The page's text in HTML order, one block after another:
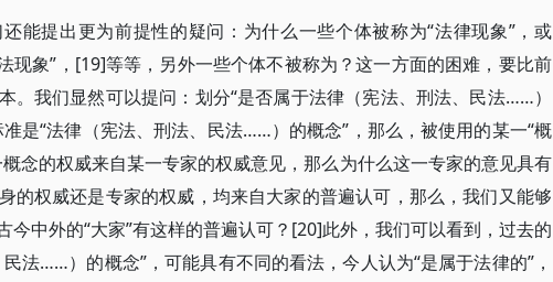
能提出更为前提性的疑问：为什么一些个体被称为“法律现象”，或
现象”，[19]等等，另外一些个体不被称为？这一方面的困难，要比前
。我们显然可以提问：划分“是否属于法律（宪法、刑法、民法……）
是“法律（宪法、刑法、民法……）的概念”，那么，被使用的某一“概
念的权威来自某一专家的权威意见，那么为什么这一专家的意见具有
的权威还是专家的权威，均来自大家的普遍认可，那么，我们又能够
今中外的“大家”有这样的普遍认可？[20]此外，我们可以看到，过去的
法……）的概念”，可能具有不同的看法，今人认为“是属于法律的”，